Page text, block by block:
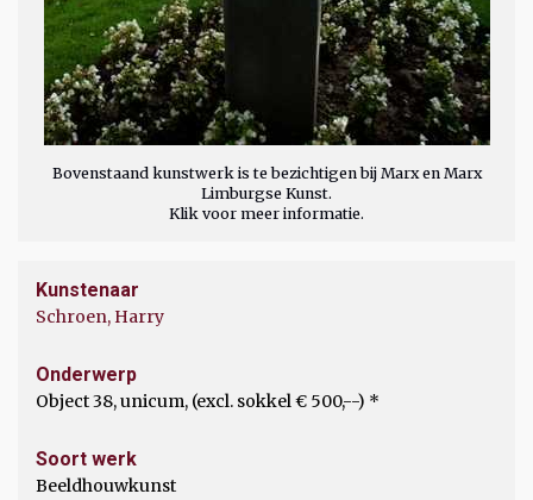
Bovenstaand kunstwerk is te bezichtigen bij Marx en Marx
Limburgse Kunst.
Klik voor meer informatie.
Kunstenaar
Schroen, Harry
Onderwerp
Object 38, unicum, (excl. sokkel € 500,--) *
Soort werk
Beeldhouwkunst